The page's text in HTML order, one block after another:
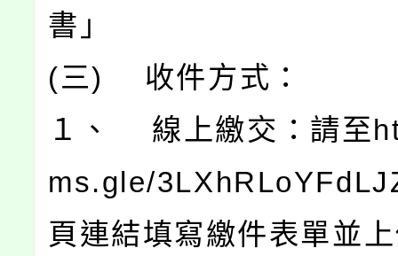
書」
(三) 收件方式：
１、 線上繳交：請至
ms.gle/
頁連結填寫繳件表單並